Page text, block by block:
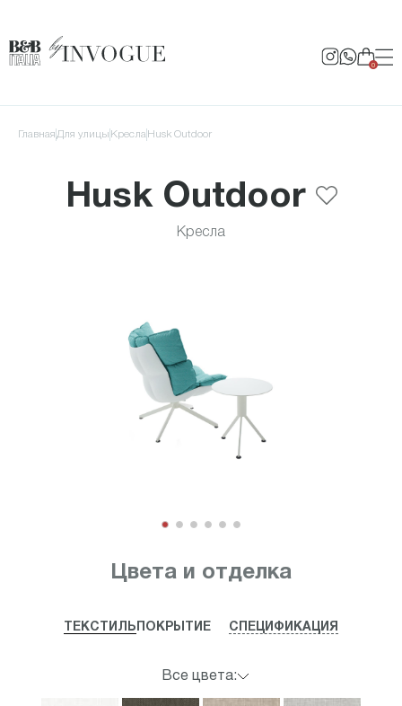
0
Главная для улицы Кресла Husk Outdoor
Husk Outdoor
Кресла
Цвета и отделка
ТЕКСТИЛЬ ПОКРЫТИЕ СПЕЦИФИКАЦИЯ
Все цвета: